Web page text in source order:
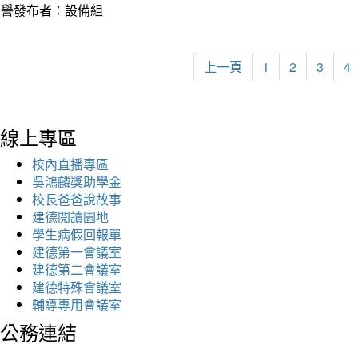
發布者：設備組
上一頁 1 2 3 4
線上專區
校內直播專區
吳鴻麟獎助學金
校長爸爸說故事
建德閱讀園地
學生病假回報單
建德第一會議室
建德第二會議室
建德特殊會議室
輔導專用會議室
公務連結